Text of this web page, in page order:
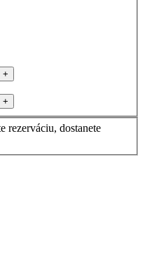
+
+
rezerváciu, dostanete